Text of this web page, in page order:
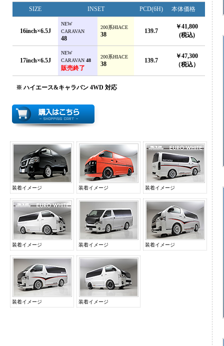
SIZE
INSET PCD(6H) 本体価格
16inch×6.5J
NEW
CARAVAN
48
200系HIACE
38 139.7
￥41,800
(税込)
17inch×6.5J
NEW
CARAVAN 48
販売終了
200系HIACE
38 139.7
￥47,300
（税込）
※ ハイエース&キャラバン 4WD 対応
装着イメージ 装着イメージ 装着イメージ
装着イメージ 装着イメージ 装着イメージ
装着イメージ 装着イメージ